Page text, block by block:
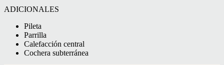
ADICIONALES
Pileta
Parrilla
Calefacción central
Cochera subterránea